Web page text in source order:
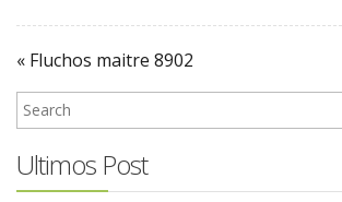
« Fluchos maitre 8902
Ultimos Post